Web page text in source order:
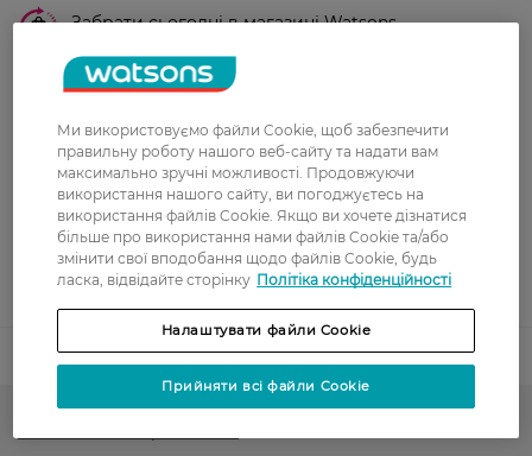
Забрати сьогодні в магазині Watsons
Вартість доставки - 0 грн
Показати більше
Оплата
Оплата карткою
Післяоплата
Показати більше
Код товару 1542420
Ми використовуємо файли Cookie, щоб забезпечити
правильну роботу нашого веб-сайту та надати вам
максимально зручні можливості. Продовжуючи
використання нашого сайту, ви погоджуєтесь на
використання файлів Cookie. Якщо ви хочете дізнатися
більше про використання нами файлів Cookie та/або
змінити свої вподобання щодо файлів Cookie, будь
ласка, відвідайте сторінку Політіка конфіденційності
Налаштувати файли Cookie
Прийняти всі файли Cookie